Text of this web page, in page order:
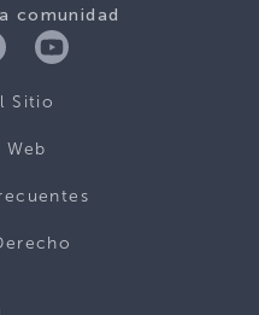
comunidad
Sitio